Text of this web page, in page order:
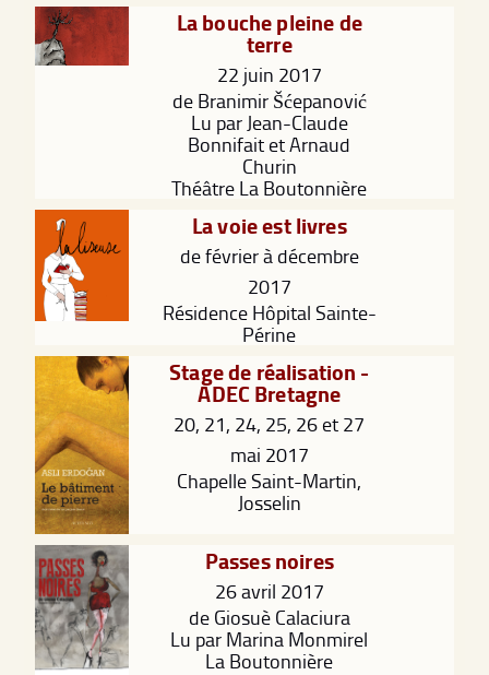
La bouche pleine de
terre
22 juin 2017
de Branimir Šćepanović
Lu par Jean-Claude
Bonnifait et Arnaud
Churin
Théâtre La Boutonnière
La voie est livres
de février à décembre
2017
Résidence Hôpital Sainte-
Périne
Stage de réalisation -
ADEC Bretagne
20, 21, 24, 25, 26 et 27
mai 2017
Chapelle Saint-Martin,
Josselin
Passes noires
26 avril 2017
de Giosuè Calaciura
Lu par Marina Monmirel
La Boutonnière